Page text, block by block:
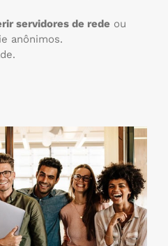
servidores de rede ou
anônimos.